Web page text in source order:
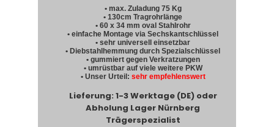
• max. Zuladung 75 Kg
• 130cm Tragrohrlänge
• 60 x 34 mm oval Stahlrohr
• einfache Montage via Sechskantschlüssel
• sehr universell einsetzbar
• Diebstahlhemmung durch Spezialschlüssel
• gummiert gegen Verkratzungen
• umrüstbar auf viele weitere PKW
• Unser Urteil: sehr empfehlenswert
Lieferung: 1-3 Werktage (DE) oder
Abholung Lager Nürnberg
Trägerspezialist